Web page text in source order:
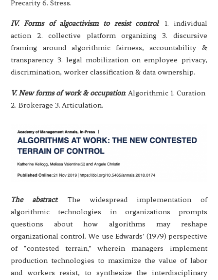
Precarity 6. Stress.
IV. Forms of algoactivism to resist control: 1. individual
action 2. collective platform organizing 3. discursive
framing around algorithmic fairness, accountability &
transparency 3. legal mobilization on employee privacy,
discrimination, worker classification & data ownership.
V. New forms of work & occupation: Algorithmic 1. Curation
2. Brokerage 3. Articulation.
The abstract: The widespread implementation of
algorithmic technologies in organizations prompts
questions about how algorithms may reshape
organizational control. We use Edwards’ (1979) perspective
of “contested terrain,” wherein managers implement
production technologies to maximize the value of labor
and workers resist, to synthesize the interdisciplinary